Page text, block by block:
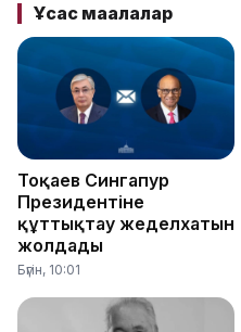
Ұқсас мақалалар
Тоқаев Сингапур
Президентіне
құттықтау жеделхатын
жолдады
Бүгін, 10:01